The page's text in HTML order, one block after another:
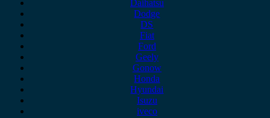
Daihatsu
Dodge
DS
Fiat
Ford
Geely
Gonow
Honda
Hyundai
Isuzu
iveco